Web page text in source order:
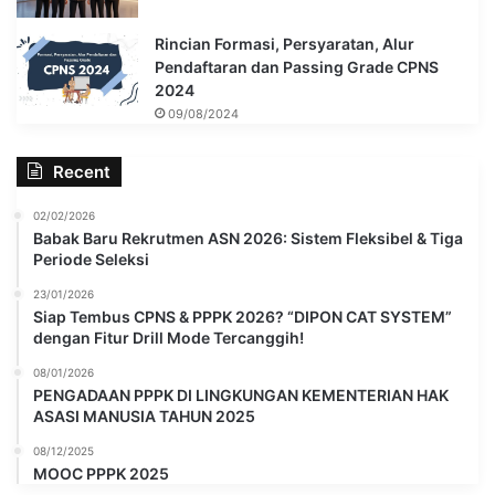
Kementerian Agama, Kementerian Sosial,
dan Kementerian Pendidikan, Kebudayaan,
Riset, dan Teknologi.
Informasi dalam website ini disediakan hanya untuk tujuan
Kecerdasan Buatan (AI) serta rangkuman dari berbagai sumber
online dalam dan luar negeri. Pembaca bertanggung jawab
sepenuhnya atas tindakan sendiri, dan selalu lakukan riset
mandiri sebelum membuat keputusan terkait konten ini.
Rincian Formasi, Persyaratan, Alur
Pendaftaran dan Passing Grade CPNS
2024
09/08/2024
Recent
02/02/2026
Babak Baru Rekrutmen ASN 2026: Sistem Fleksibel & Tiga
Periode Seleksi
23/01/2026
Siap Tembus CPNS & PPPK 2026? “DIPON CAT SYSTEM”
dengan Fitur Drill Mode Tercanggih!
08/01/2026
PENGADAAN PPPK DI LINGKUNGAN KEMENTERIAN HAK
ASASI MANUSIA TAHUN 2025
08/12/2025
MOOC PPPK 2025